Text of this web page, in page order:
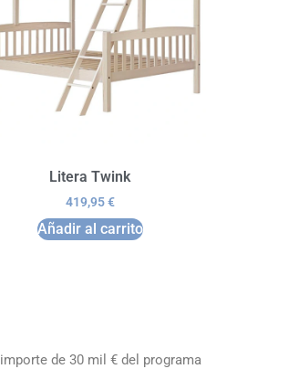
Litera Twink
419,95€
Añadir al carrito
de 30 mil € del programa